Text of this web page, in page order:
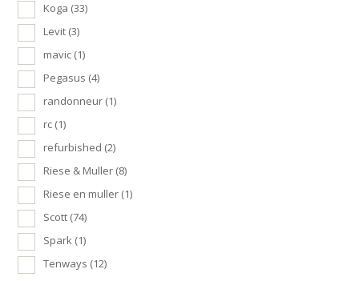
Koga (33)
Levit (3)
mavic (1)
Pegasus (4)
randonneur (1)
rc (1)
refurbished (2)
Riese & Muller (8)
Riese en muller (1)
Scott (74)
Spark (1)
Tenways (12)